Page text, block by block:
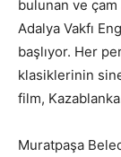
bulunan ve çam
Adalya Vakfı
başlıyor. Her
klasiklerinin
film,
Muratpaşa